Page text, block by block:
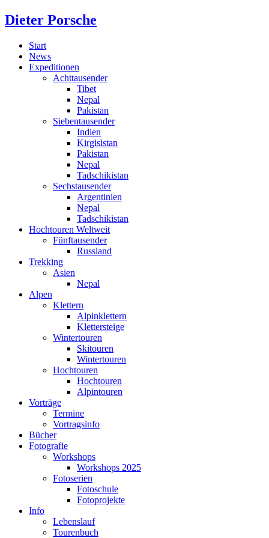
Dieter Porsche
Start
News
Expeditionen
Achttausender
Tibet
Nepal
Pakistan
Siebentausender
Indien
Kirgisistan
Pakistan
Nepal
Tadschikistan
Sechstausender
Argentinien
Nepal
Tadschikistan
Hochtouren Weltweit
Fünftausender
Russland
Trekking
Asien
Nepal
Alpen
Klettern
Alpinklettern
Klettersteige
Wintertouren
Skitouren
Wintertouren
Hochtouren
Hochtouren
Alpintouren
Vorträge
Termine
Vortragsinfo
Bücher
Fotografie
Workshops
Workshops 2025
Fotoserien
Fotoschule
Fotoprojekte
Info
Lebenslauf
Tourenbuch